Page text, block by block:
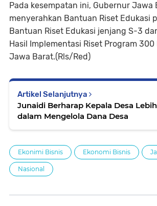
Pada kesempatan ini, Gubernur Jawa
menyerahkan Bantuan Riset Edukasi
Bantuan Riset Edukasi jenjang S-3
Hasil Implementasi Riset Program 300
Jawa Barat.(Rls/Red)
Artikel Selanjutnya
Junaidi Berharap Kepala Desa
dalam Mengelola Dana Desa
Ekonimi Bisnis Ekonomi Bisnis
Nasional